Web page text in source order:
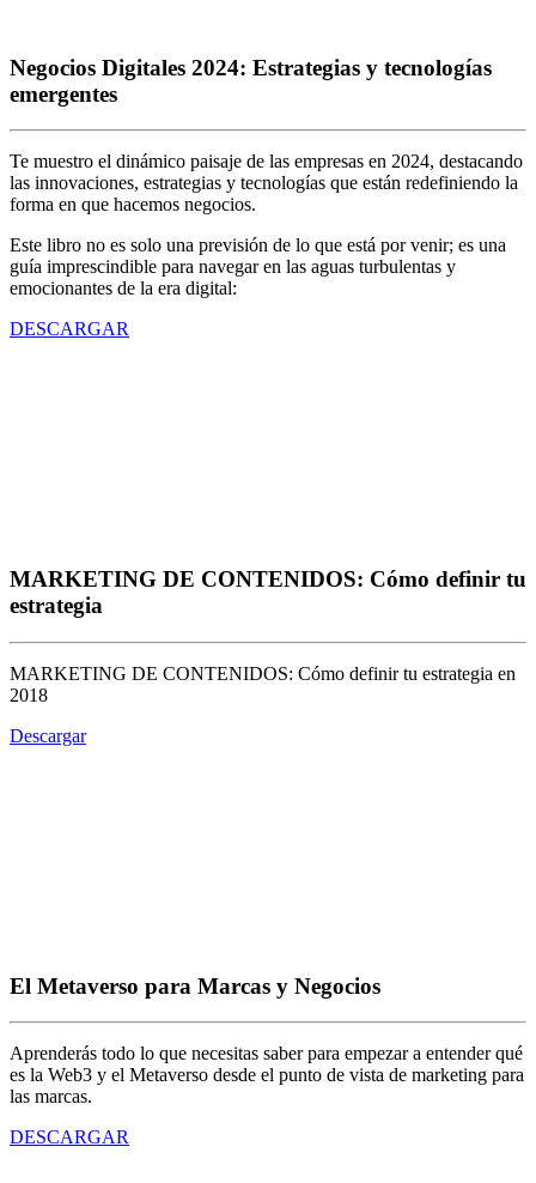
Negocios Digitales 2024: Estrategias y tecnologías
emergentes
Te muestro el dinámico paisaje de las empresas en 2024, destacando
las innovaciones, estrategias y tecnologías que están redefiniendo la
forma en que hacemos negocios.
Este libro no es solo una previsión de lo que está por venir; es una
guía imprescindible para navegar en las aguas turbulentas y
emocionantes de la era digital:
DESCARGAR
MARKETING DE CONTENIDOS: Cómo definir tu
estrategia
MARKETING DE CONTENIDOS: Cómo definir tu estrategia en
2018
Descargar
El Metaverso para Marcas y Negocios
Aprenderás todo lo que necesitas saber para empezar a entender qué
es la Web3 y el Metaverso desde el punto de vista de marketing para
las marcas.
DESCARGAR